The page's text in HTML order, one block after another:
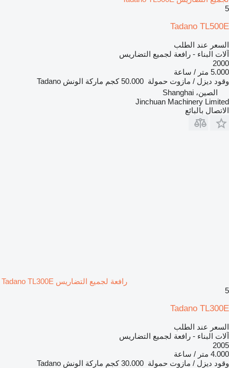
5
Tadano TL500E
السعر عند الطلب
آلات البناء - رافعة لجميع التضاريس
2000
5.000 متر / ساعة
وقود ديزل / مازوت حمولة 50.000 كجم ماركة الونش Tadano
الصين، Shanghai
Jinchuan Machinery Limited
الاتصال بالبائع
رافعة لجميع التضاريس Tadano TL300E
5
Tadano TL300E
السعر عند الطلب
آلات البناء - رافعة لجميع التضاريس
2005
4.000 متر / ساعة
وقود ديزل / مازوت حمولة 30.000 كجم ماركة الونش Tadano